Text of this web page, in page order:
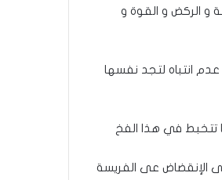
و الركض و القوة و
انتباه لتجد نفسها
تتخبط في هذا الفخ
الإنقضاض عى الفريسة